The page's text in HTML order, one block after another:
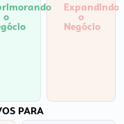
o
Expandindo
o
Negócio
PARA